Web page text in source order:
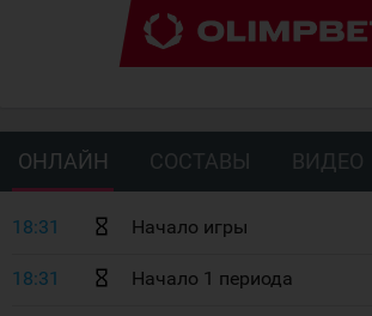
ОНЛАЙН СОСТАВЫ ВИДЕО
18:31 Начало игры
18:31 Начало 1 периода